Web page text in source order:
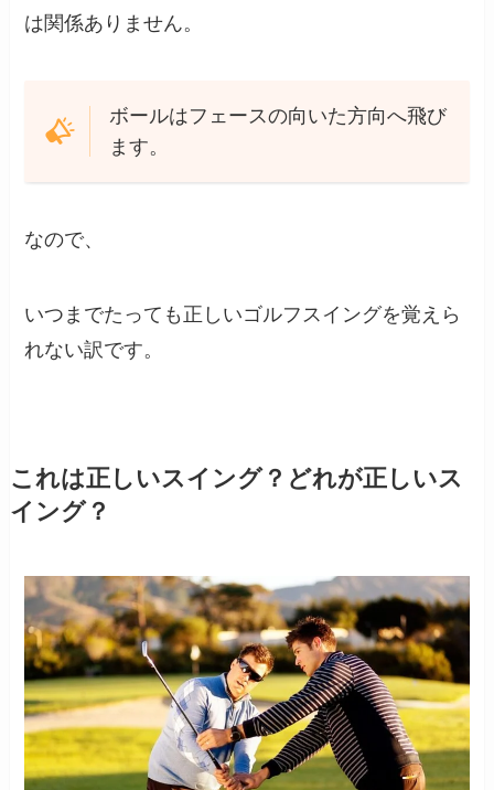
は関係ありません。
ボールはフェースの向いた方向へ飛び
ます。
なので、
いつまでたっても正しいゴルフスイングを覚えら
れない訳です。
これは正しいスイング？どれが正しいス
イング？